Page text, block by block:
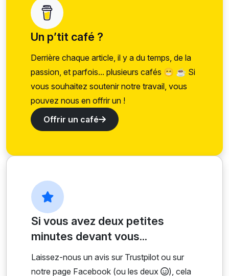
Un p’tit café ?
Derrière chaque article, il y a du temps, de la
passion, et parfois... plusieurs cafés 😁 ☕ Si
vous souhaitez soutenir notre travail, vous
pouvez nous en offrir un !
Offrir un café
Si vous avez deux petites
minutes devant vous...
Laissez-nous un avis sur Trustpilot ou sur
notre page Facebook (ou les deux
), cela